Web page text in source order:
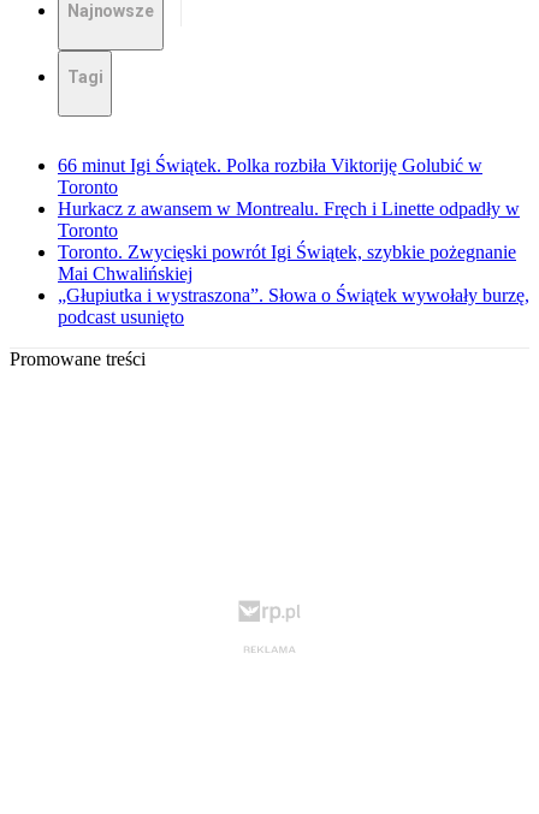
Najnowsze
Tagi
66 minut Igi Świątek. Polka rozbiła Viktoriję Golubić w
Toronto
Hurkacz z awansem w Montrealu. Fręch i Linette odpadły w
Toronto
Toronto. Zwycięski powrót Igi Świątek, szybkie pożegnanie
Mai Chwalińskiej
„Głupiutka i wystraszona”. Słowa o Świątek wywołały burzę,
podcast usunięto
Promowane treści